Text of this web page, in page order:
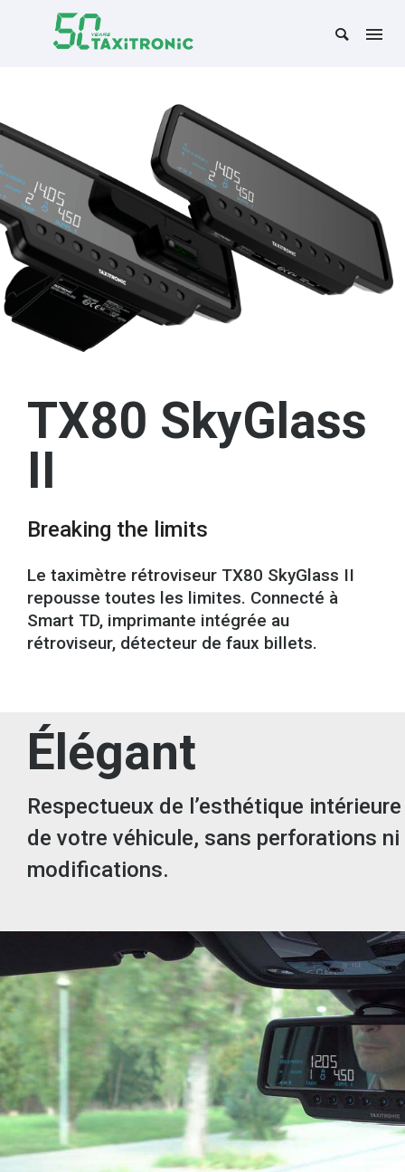
TX80 SkyGlass
II
Breaking the limits
Le taximètre rétroviseur TX80 SkyGlass II
repousse toutes les limites. Connecté à
Smart TD, imprimante intégrée au
rétroviseur, détecteur de faux billets.
Élégant
Respectueux de l’esthétique intérieure
de votre véhicule, sans perforations ni
modifications.